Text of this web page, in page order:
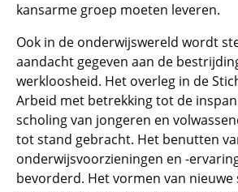
kansarme groep moeten leveren.
Ook in de onderwijswereld wordt
aandacht gegeven aan de
werkloosheid. Het overleg in de
Arbeid met betrekking tot de
scholing van jongeren en
tot stand gebracht. Het benutten
onderwijsvoorzieningen en -
bevorderd. Het vormen van